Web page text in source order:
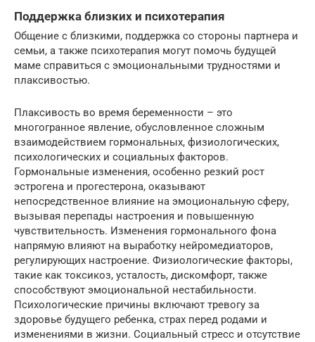
Поддержка близких и психотерапия
Общение с близкими, поддержка со стороны партнера и
семьи, а также психотерапия могут помочь будущей
маме справиться с эмоциональными трудностями и
плаксивостью.
Плаксивость во время беременности – это
многогранное явление, обусловленное сложным
взаимодействием гормональных, физиологических,
психологических и социальных факторов.
Гормональные изменения, особенно резкий рост
эстрогена и прогестерона, оказывают
непосредственное влияние на эмоциональную сферу,
вызывая перепады настроения и повышенную
чувствительность. Изменения гормонального фона
напрямую влияют на выработку нейромедиаторов,
регулирующих настроение. Физиологические факторы,
такие как токсикоз, усталость, дискомфорт, также
способствуют эмоциональной нестабильности.
Психологические причины включают тревогу за
здоровье будущего ребенка, страх перед родами и
изменениями в жизни. Социальный стресс и отсутствие